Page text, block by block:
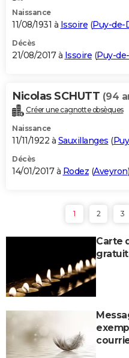
Naissance
11/08/1931 à Issoire (Puy-de-
Décès
21/08/2017 à Issoire (Puy-
Nicolas SCHUTT (94
Créer une cagnotte obsèques
Naissance
11/11/1922 à Sauxillanges (
Décès
14/01/2017 à Rodez (Aveyron)
1 2 3
Carte